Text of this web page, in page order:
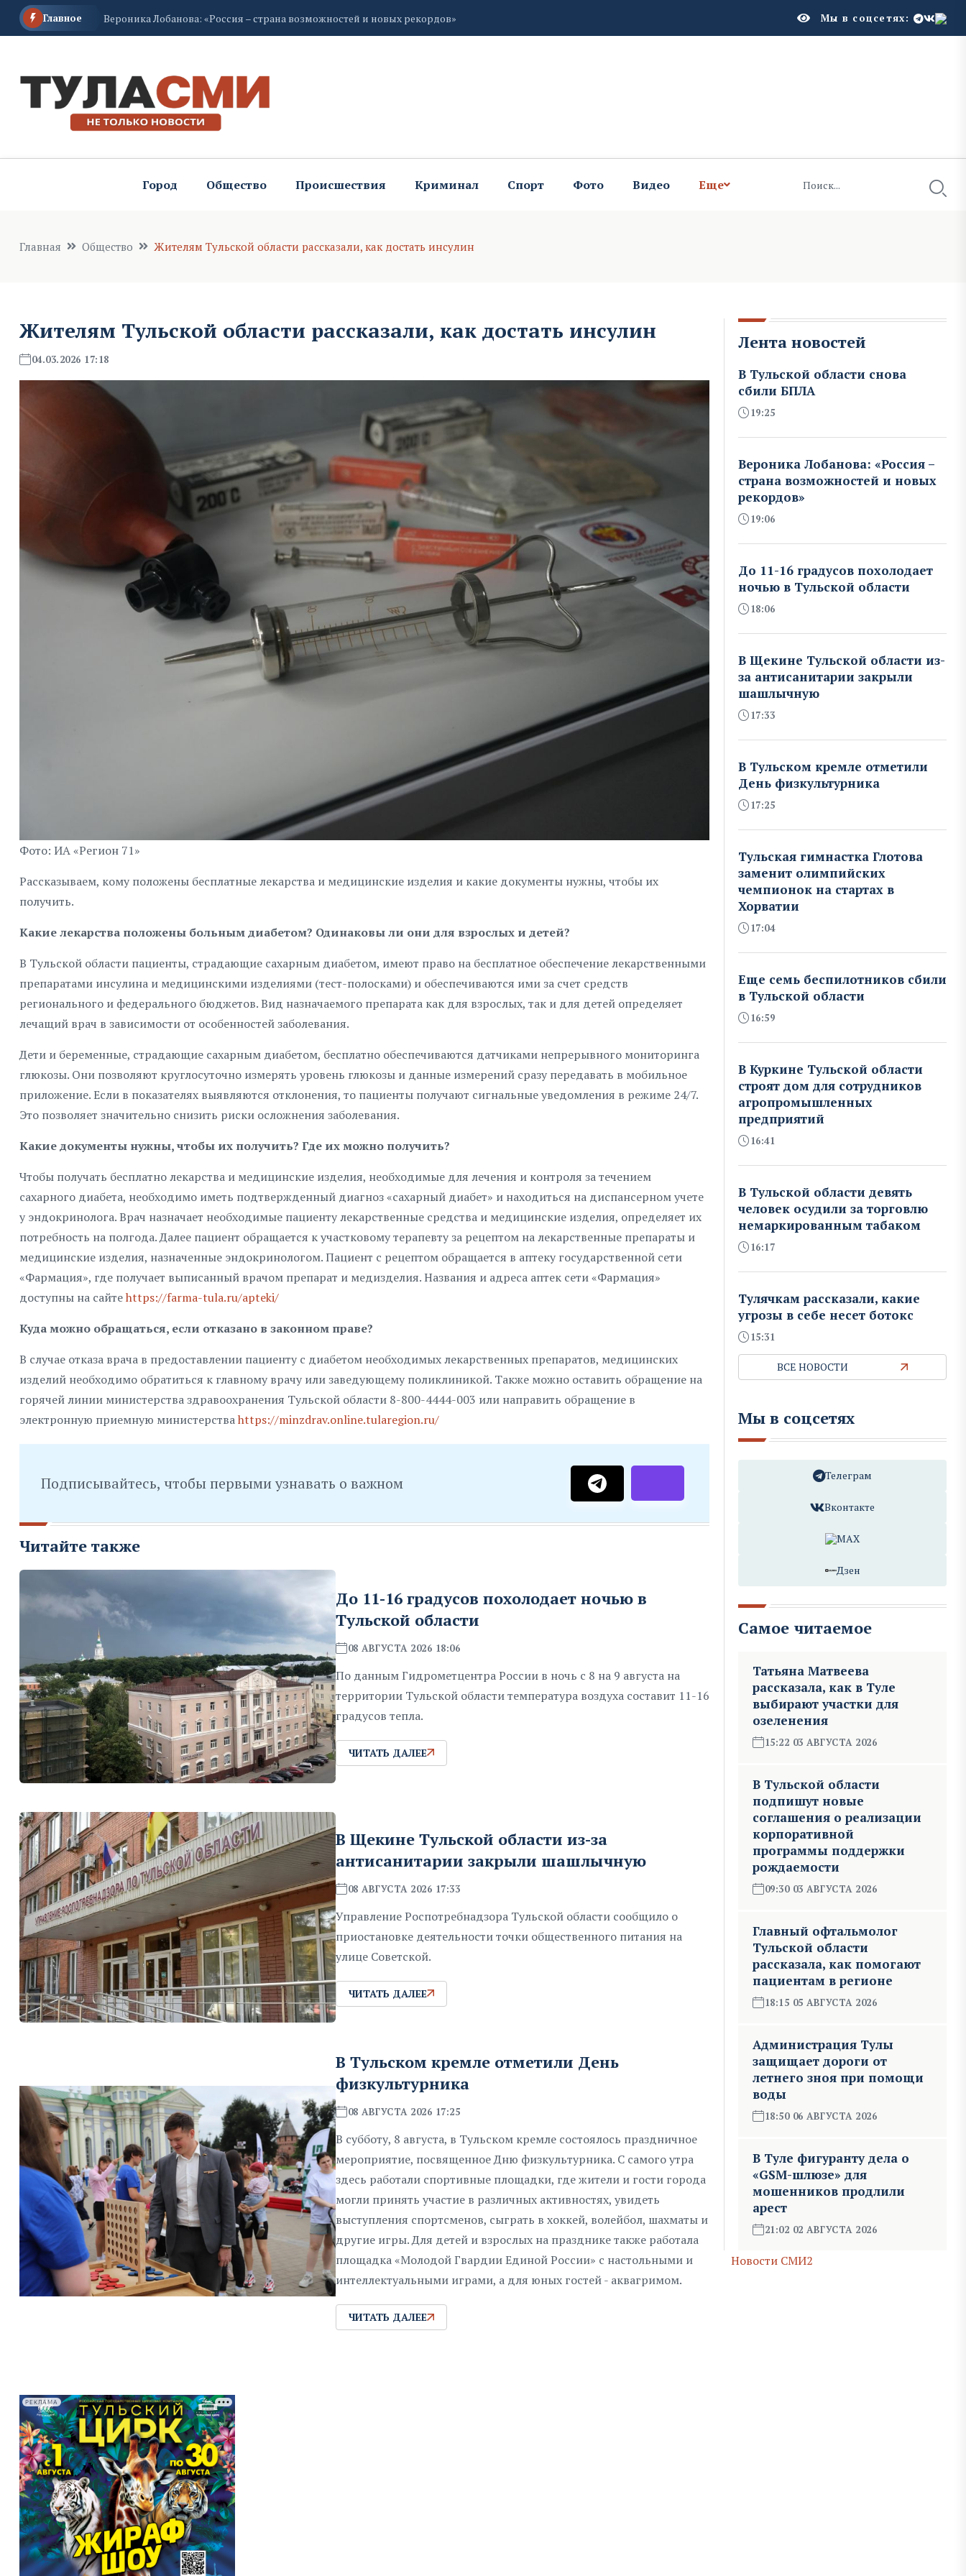
Главное Вероника Лобанова: «Россия – страна возможностей и новых рекордов»
В Тульской области снова сбили БПЛА
Мы в соцсетях:
Город Общество Происшествия Криминал Спорт Фото Видео Еще
Главная Общество Жителям Тульской области рассказали, как достать инсулин
Жителям Тульской области рассказали, как достать инсулин
04.03.2026 17:18
Фото: ИА «Регион 71»
Рассказываем, кому положены бесплатные лекарства и медицинские изделия и какие документы нужны, чтобы их
получить.
Какие лекарства положены больным диабетом? Одинаковы ли они для взрослых и детей?
В Тульской области пациенты, страдающие сахарным диабетом, имеют право на бесплатное обеспечение лекарственными
препаратами инсулина и медицинскими изделиями (тест-полосками) и обеспечиваются ими за счет средств
регионального и федерального бюджетов. Вид назначаемого препарата как для взрослых, так и для детей определяет
лечащий врач в зависимости от особенностей заболевания.
Дети и беременные, страдающие сахарным диабетом, бесплатно обеспечиваются датчиками непрерывного мониторинга
глюкозы. Они позволяют круглосуточно измерять уровень глюкозы и данные измерений сразу передавать в мобильное
приложение. Если в показателях выявляются отклонения, то пациенты получают сигнальные уведомления в режиме 24/7.
Это позволяет значительно снизить риски осложнения заболевания.
Какие документы нужны, чтобы их получить? Где их можно получить?
Чтобы получать бесплатно лекарства и медицинские изделия, необходимые для лечения и контроля за течением
сахарного диабета, необходимо иметь подтвержденный диагноз «сахарный диабет» и находиться на диспансерном учете
у эндокринолога. Врач назначает необходимые пациенту лекарственные средства и медицинские изделия, определяет их
потребность на полгода. Далее пациент обращается к участковому терапевту за рецептом на лекарственные препараты и
медицинские изделия, назначенные эндокринологом. Пациент с рецептом обращается в аптеку государственной сети
«Фармация», где получает выписанный врачом препарат и медизделия. Названия и адреса аптек сети «Фармация»
доступны на сайтеhttps://farma-tula.ru/apteki/
Куда можно обращаться, если отказано в законном праве?
В случае отказа врача в предоставлении пациенту с диабетом необходимых лекарственных препаратов, медицинских
изделий необходимо обратиться к главному врачу или заведующему поликлиникой. Также можно оставить обращение на
горячей линии министерства здравоохранения Тульской области 8-800-4444-003 или направить обращение в
электронную приемную министерстваhttps://minzdrav.online.tularegion.ru/
Подписывайтесь, чтобы первыми узнавать о важном
Читайте также
До 11-16 градусов похолодает ночью в
Тульской области
08 АВГУСТА 2026 18:06
По данным Гидрометцентра России в ночь с 8 на 9 августа на
территории Тульской области температура воздуха составит 11-16
градусов тепла.
ЧИТАТЬ ДАЛЕЕ
В Щекине Тульской области из-за
антисанитарии закрыли шашлычную
08 АВГУСТА 2026 17:33
Управление Роспотребнадзора Тульской области сообщило о
приостановке деятельности точки общественного питания на
улице Советской.
ЧИТАТЬ ДАЛЕЕ
В Тульском кремле отметили День
физкультурника
08 АВГУСТА 2026 17:25
В субботу, 8 августа, в Тульском кремле состоялось праздничное
мероприятие, посвященное Дню физкультурника. С самого утра
здесь работали спортивные площадки, где жители и гости города
могли принять участие в различных активностях, увидеть
выступления спортсменов, сыграть в хоккей, волейбол, шахматы и
другие игры. Для детей и взрослых на празднике также работала
площадка «Молодой Гвардии Единой России» с настольными и
интеллектуальными играми, а для юных гостей - аквагримом.
ЧИТАТЬ ДАЛЕЕ
Лента новостей
В Тульской области снова
сбили БПЛА
19:25
Вероника Лобанова: «Россия –
страна возможностей и новых
рекордов»
19:06
До 11-16 градусов похолодает
ночью в Тульской области
18:06
В Щекине Тульской области из-
за антисанитарии закрыли
шашлычную
17:33
В Тульском кремле отметили
День физкультурника
17:25
Тульская гимнастка Глотова
заменит олимпийских
чемпионок на стартах в
Хорватии
17:04
Еще семь беспилотников сбили
в Тульской области
16:59
В Куркине Тульской области
строят дом для сотрудников
агропромышленных
предприятий
16:41
В Тульской области девять
человек осудили за торговлю
немаркированным табаком
16:17
Тулячкам рассказали, какие
угрозы в себе несет ботокс
15:31
ВСЕ НОВОСТИ
Мы в соцсетях
Телеграм
Вконтакте
MAX
Дзен
Самое читаемое
Татьяна Матвеева
рассказала, как в Туле
выбирают участки для
озеленения
15:22 03 АВГУСТА 2026
В Тульской области
подпишут новые
соглашения о реализации
корпоративной
программы поддержки
рождаемости
09:30 03 АВГУСТА 2026
Главный офтальмолог
Тульской области
рассказала, как помогают
пациентам в регионе
18:15 05 АВГУСТА 2026
Администрация Тулы
защищает дороги от
летнего зноя при помощи
воды
18:50 06 АВГУСТА 2026
В Туле фигуранту дела о
«GSM-шлюзе» для
мошенников продлили
арест
21:02 02 АВГУСТА 2026
Новости СМИ2
РЕКЛАМА